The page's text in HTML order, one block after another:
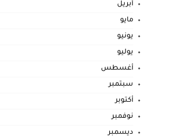
أبريل
مايو
يونيو
يوليو
أغسطس
سبتمبر
أكتوبر
نوفمبر
ديسمبر